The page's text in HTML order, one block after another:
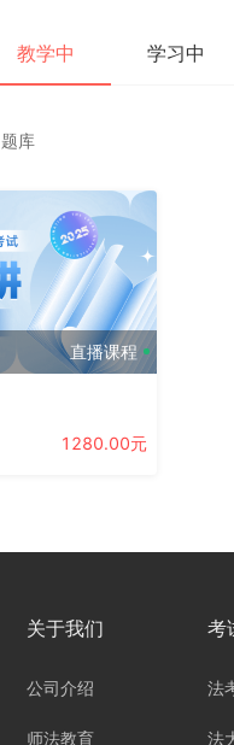
教学中 学习中
题库
直播课程
1280.00元
关于我们
公司介绍
师法教育
考
法
法